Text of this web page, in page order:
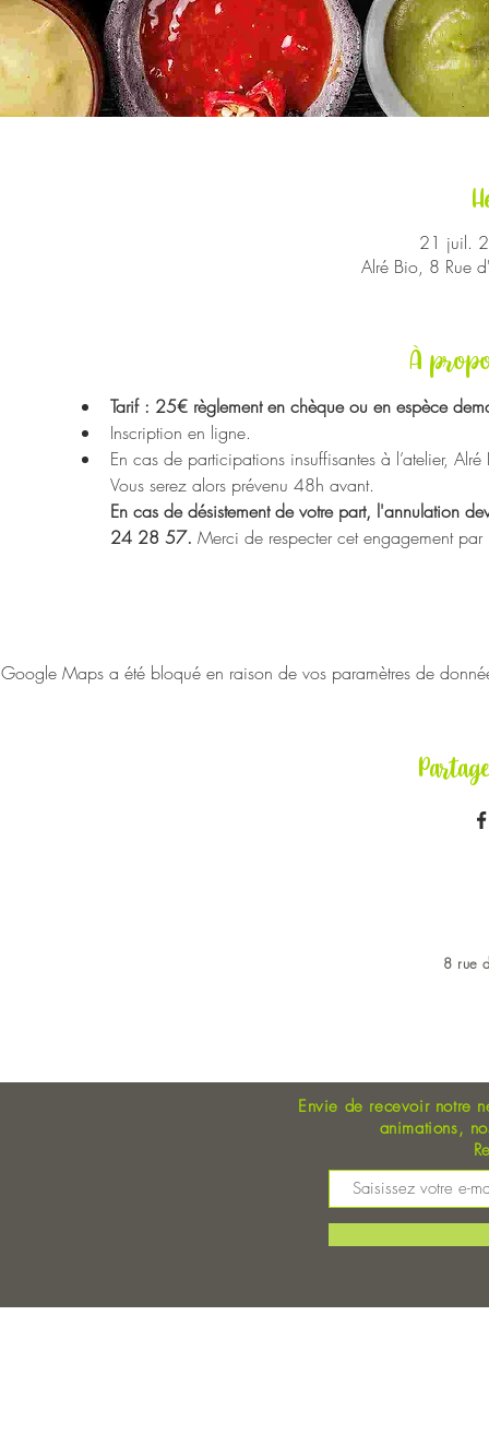
21 juil.
Alré Bio, 8 Rue
À
Tarif : 25€ règlement en chèque ou en espèce
Inscription en ligne.
En cas de participations insuffisantes à l’atelier,
Vous serez alors prévenu 48h avant.
En cas de désistement de votre part, l'annulation
24 28 57. Merci de respecter cet engagement par
Google Maps a été bloqué en raison de vos paramètres de
8 rue
Envie de recevoir notre
animations,